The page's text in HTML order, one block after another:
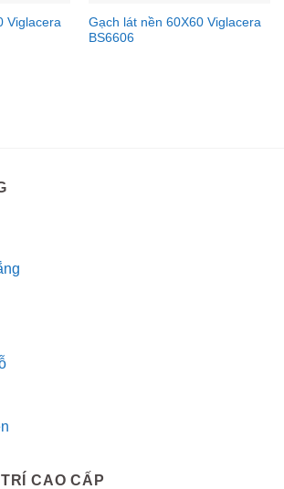
Viglacera
Gạch lát nền 60X60 Viglacera
BS6606
CAO CẤP